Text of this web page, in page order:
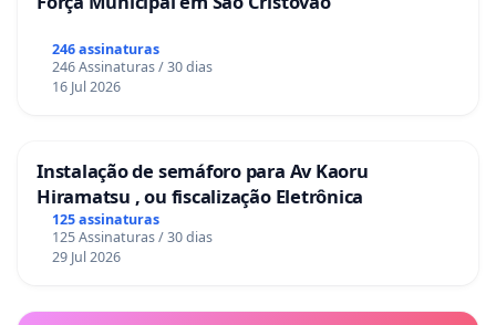
246 assinaturas
246 Assinaturas / 30 dias
16 Jul 2026
Instalação de semáforo para Av Kaoru
Hiramatsu , ou fiscalização Eletrônica
125 assinaturas
125 Assinaturas / 30 dias
29 Jul 2026